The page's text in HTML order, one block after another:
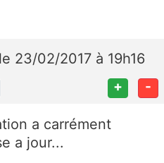
le 23/02/2017 à 19h16
+ -
a carrément
a jour...